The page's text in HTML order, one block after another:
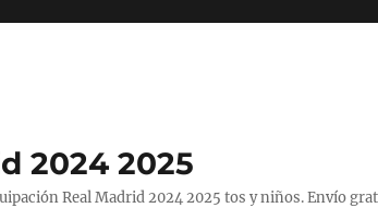
2024 2025
Real Madrid 2024 2025 tos y niños. Envío